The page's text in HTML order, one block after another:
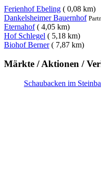
Ferienhof Ebeling ( 0,08 km)
Dankelsheimer Bauernhof
Eternahof( 4,05 km)
Hof Schlegel ( 5,18 km)
Biohof Berner( 7,87 km)
Märkte / Aktionen /
Schaubacken im